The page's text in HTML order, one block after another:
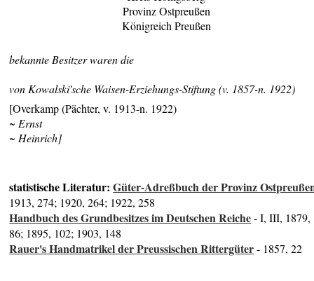
Provinz Ostpreußen
Königreich Preußen
bekannte Besitzer waren die
von Kowalski'sche Waisen-Erziehungs-Stiftung (v. 1857-n. 1922)
[Overkamp (Pächter, v. 1913-n. 1922)
~ Ernst
~ Heinrich]
statistische Literatur:Güter-Adreßbuch der Provinz
1913, 274; 1920, 264; 1922, 258
Handbuch des Grundbesitzes im Deutschen Reiche- I, III, 1879,
86; 1895, 102; 1903, 148
Rauer's Handmatrikel der Preussischen Rittergüter- 1857, 22